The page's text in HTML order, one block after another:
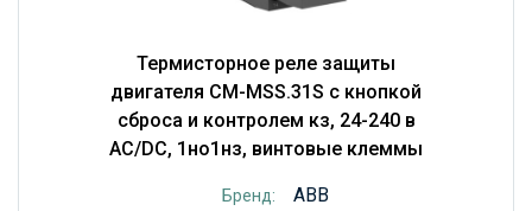
Термисторное реле защиты
двигателя CM-MSS.31S с кнопкой
сброса и контролем кз, 24-240 в
AC/DC, 1но1нз, винтовые клеммы
Бренд: ABB